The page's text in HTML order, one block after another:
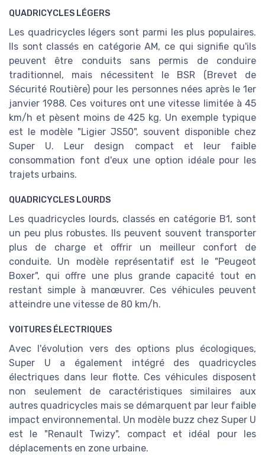
QUADRICYCLES LÉGERS
Les quadricycles légers sont parmi les plus populaires.
Ils sont classés en catégorie AM, ce qui signifie qu'ils
peuvent être conduits sans permis de conduire
traditionnel, mais nécessitent le BSR (Brevet de
Sécurité Routière) pour les personnes nées après le 1er
janvier 1988. Ces voitures ont une vitesse limitée à 45
km/h et pèsent moins de 425 kg. Un exemple typique
est le modèle "Ligier JS50", souvent disponible chez
Super U. Leur design compact et leur faible
consommation font d'eux une option idéale pour les
trajets urbains.
QUADRICYCLES LOURDS
Les quadricycles lourds, classés en catégorie B1, sont
un peu plus robustes. Ils peuvent souvent transporter
plus de charge et offrir un meilleur confort de
conduite. Un modèle représentatif est le "Peugeot
Boxer", qui offre une plus grande capacité tout en
restant simple à manœuvrer. Ces véhicules peuvent
atteindre une vitesse de 80 km/h.
VOITURES ÉLECTRIQUES
Avec l'évolution vers des options plus écologiques,
Super U a également intégré des quadricycles
électriques dans leur flotte. Ces véhicules disposent
non seulement de caractéristiques similaires aux
autres quadricycles mais se démarquent par leur faible
impact environnemental. Un modèle buzz chez Super U
est le "Renault Twizy", compact et idéal pour les
déplacements en zone urbaine.